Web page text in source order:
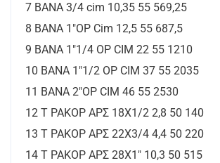
7 ΒΑΝΑ 3/4 cim 10,35 55 569,25
8 ΒΑΝΑ 1"ΟΡ Cim 12,5 55 687,5
9 ΒΑΝΑ 1"1/4 ΟΡ CIM 22 55 1210
10 ΒΑΝΑ 1"1/2 ΟΡ CIM 37 55 2035
11 ΒΑΝΑ 2"ΟΡ CIM 46 55 2530
12 Τ ΡΑΚΟΡ ΑΡΣ 18Χ1/2 2,8 50 140
13 Τ ΡΑΚΟΡ ΑΡΣ 22Χ3/4 4,4 50 220
14 Τ ΡΑΚΟΡ ΑΡΣ 28Χ1" 10,3 50 515